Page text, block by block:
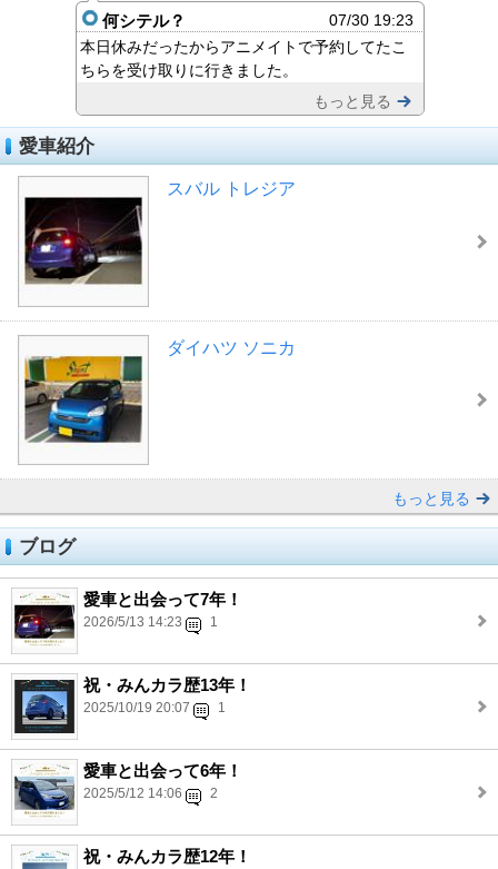
何シテル？
07/30 19:23
本日休みだったからアニメイトで予約してたこ
ちらを受け取りに行きました。
もっと見る
愛車紹介
スバル トレジア
ダイハツ ソニカ
もっと見る
ブログ
愛車と出会って7年！
2026/5/13 14:23 1
祝・みんカラ歴13年！
2025/10/19 20:07 1
愛車と出会って6年！
2025/5/12 14:06 2
祝・みんカラ歴12年！